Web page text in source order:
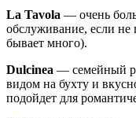
La Tavola — очень
обслуживание, если не
бывает много).
Dulcinea — семейный
видом на бухту и
подойдет для